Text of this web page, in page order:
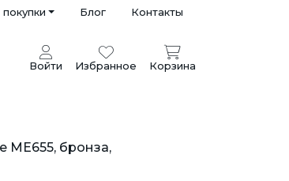
Блог Контакты
Войти Избранное Корзина
ME655, бронза,